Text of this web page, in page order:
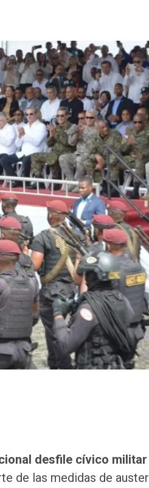
desfile cívico militar
de las medidas de